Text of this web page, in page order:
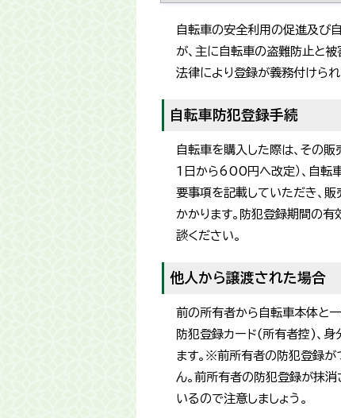
自転車の安全利用の促進及び
が、主に自転車の盗難防止と被
法律により登録が義務付けられ
自転車防犯登録手続
自転車を購入した際は、その
1日から600円へ改定）、自転
要事項を記載していただき、
かかります。防犯登録期間の
談ください。
他人から譲渡された場合
前の所有者から自転車本体と一
防犯登録カード(所有者控)、
ます。※前所有者の防犯登録が
ん。前所有者の防犯登録が抹
いるので注意しましょう。